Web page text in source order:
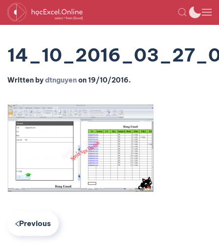
Written bydtnguyenon19/10/2016.
Previous